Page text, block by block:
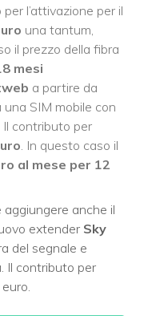
l’attivazione per il
una tantum,
il prezzo della fibra
mesi
a partire da
una SIM mobile con
. Il contributo per
. In questo caso il
al mese per 12
anche il
extender Sky
del segnale e
Il contributo per